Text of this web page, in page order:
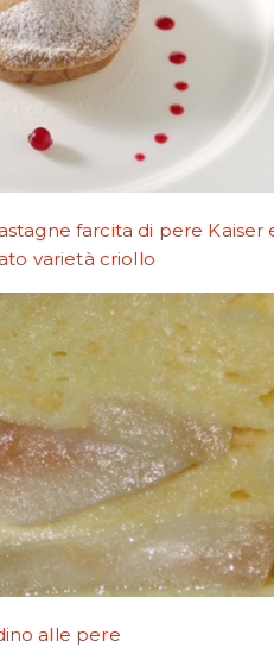
farcita di pere Kaiser
varietà criollo
alle pere